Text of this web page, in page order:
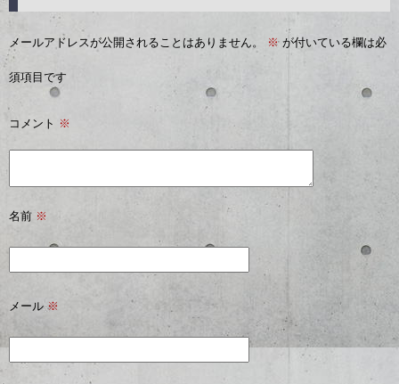
メールアドレスが公開されることはありません。 ※が付いている欄は必
須項目です
コメント ※
名前 ※
メール※